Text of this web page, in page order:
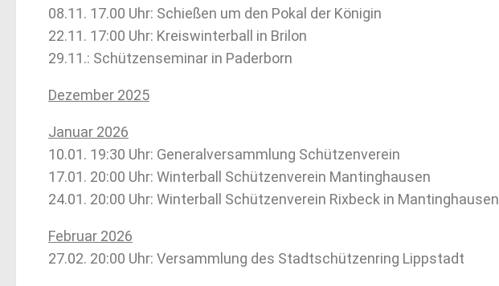
08.11. 17.00 Uhr: Schießen um den Pokal der Königin
22.11. 17:00 Uhr: Kreiswinterball in Brilon
29.11.: Schützenseminar in Paderborn
Dezember 2025
Januar 2026
10.01. 19:30 Uhr: Generalversammlung Schützenverein
17.01. 20:00 Uhr: Winterball Schützenverein Mantinghausen
24.01. 20:00 Uhr: Winterball Schützenverein Rixbeck in Mantinghausen
Februar 2026
27.02. 20:00 Uhr: Versammlung des Stadtschützenring Lippstadt